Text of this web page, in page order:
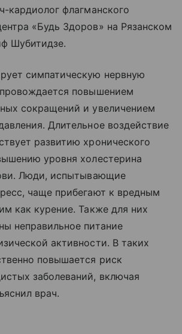
кардиолог флагманского
«Будь Здоров» на Рязанском
Шубитидзе.
симпатическую нервную
повышением
сокращений и увеличением
Длительное воздействие
развитию хронического
уровня холестерина
Люди, испытывающие
чаще прибегают к вредным
как курение. Также для них
неправильное питание
активности. В таких
повышается риск
заболеваний, включая
врач.